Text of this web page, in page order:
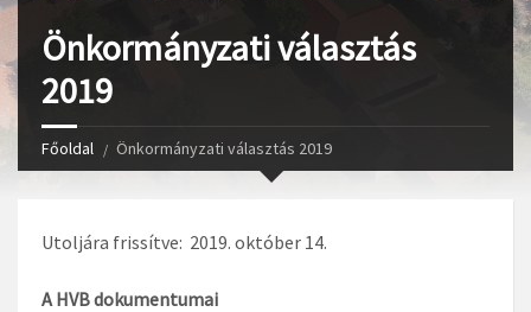
Önkormányzati választás
2019
Főoldal Önkormányzati választás 2019
Utoljára frissítve: 2019. október 14.
A HVB dokumentumai